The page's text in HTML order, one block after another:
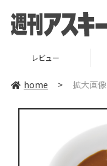
レビュー
home > 拡大画像